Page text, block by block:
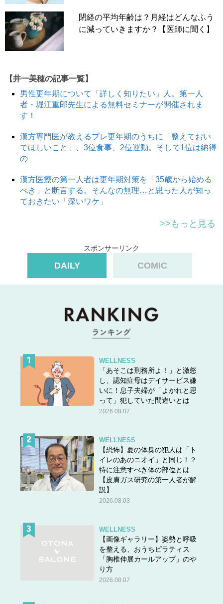
閉経の平均年齢は？月経はどんなふう
に減っていきますか？【医師に聞く】
【井一美穂の記事一覧】
男性更年期について「詳しく知りたい」人。第一人
者・堀江重郎先生による無料セミナーが開催されま
す！
漢方専門医が教えるプレ更年期のうちに「整えておい
てほしいこと」、3位食事、2位運動。そして1位は納得
の
漢方医療の第一人者は更年期対策を「35歳から始める
べき」と断言する。そんなの無理…と思った人が知っ
ておきたい「深いワケ」
>>もっと見る
スポンサーリンク
DAILY COMIC
WELLNESS
「あそこは刑務所よ！」と激怒
し、認知症母はデイサービス嫌
いに！息子夫婦が「よかれと思
って」犯していた間違いとは
2026.08.07
WELLNESS
【恐怖】夏の体臭の犯人は「ト
イレのあのニオイ」と同じ！？
特に注意すべき体の部位とは
【皮膚ガス研究の第一人者が解
説】
2026.08.03
WELLNESS
【画像ギャラリー】姿勢と呼吸
を整える、おうちピラティス
「胸椎伸展カールアップ」のや
り方
2026.08.07